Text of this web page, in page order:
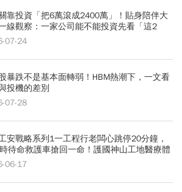
靠投資「把6萬滾成2400萬」！貼身陪伴大
線觀察：一家公司能不能投資先看「這2
07-24
暴跌不是基本面轉弱！HBM熱潮下，一文看
投機的差別
07-28
安戰略系列1一工程行老闆心跳停20分鐘，
待命救護車搶回一命！護國神山工地醫療體
06-17